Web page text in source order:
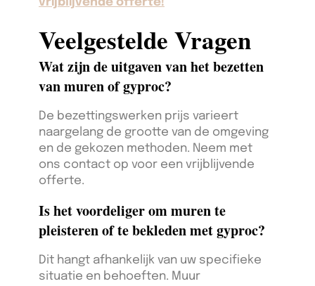
vrijblijvende offerte!
Veelgestelde Vragen
Wat zijn de uitgaven van het bezetten
van muren of gyproc?
De bezettingswerken prijs varieert
naargelang de grootte van de omgeving
en de gekozen methoden. Neem met
ons contact op voor een vrijblijvende
offerte.
Is het voordeliger om muren te
pleisteren of te bekleden met gyproc?
Dit hangt afhankelijk van uw specifieke
situatie en behoeften. Muur